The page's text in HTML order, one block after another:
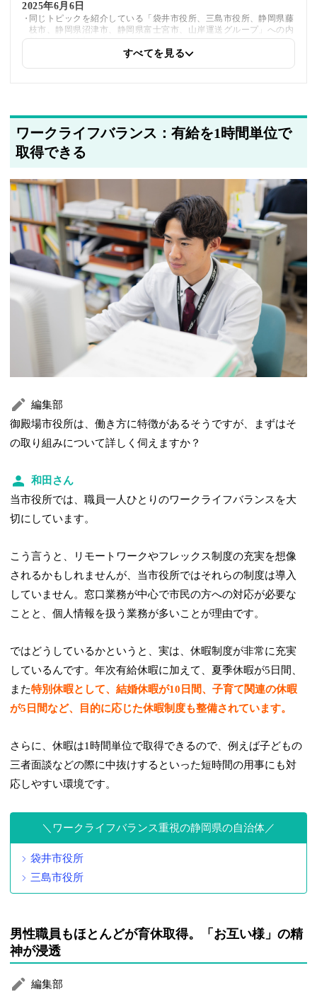
2025年6月6日
同じトピックを紹介している「袋井市役所、三島市役所、静岡県藤
枝市、静岡県沼津市、静岡県富士宮市、山岸運送グループ」への内
部リンクを追加しました
すべてを見る
ワークライフバランス：有給を1時間単位で
取得できる
編集部
御殿場市役所は、働き方に特徴があるそうですが、まずはそ
の取り組みについて詳しく伺えますか？
和田さん
当市役所では、職員一人ひとりのワークライフバランスを大
切にしています。
こう言うと、リモートワークやフレックス制度の充実を想像
されるかもしれませんが、当市役所ではそれらの制度は導入
していません。窓口業務が中心で市民の方への対応が必要な
ことと、個人情報を扱う業務が多いことが理由です。
ではどうしているかというと、実は、休暇制度が非常に充実
しているんです。年次有給休暇に加えて、夏季休暇が5日間、
また特別休暇として、結婚休暇が10日間、子育て関連の休暇
が5日間など、目的に応じた休暇制度も整備されています。
さらに、休暇は1時間単位で取得できるので、例えば子どもの
三者面談などの際に中抜けするといった短時間の用事にも対
応しやすい環境です。
ワークライフバランス重視の静岡県の自治体
袋井市役所
三島市役所
男性職員もほとんどが育休取得。「お互い様」の精
神が浸透
編集部